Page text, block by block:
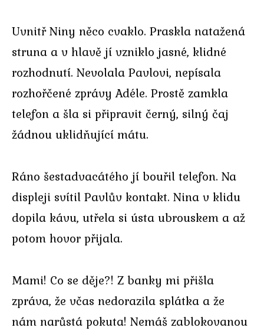
Uvnitř Niny něco cvaklo. Praskla natažená
struna a v hlavě jí vzniklo jasné, klidné
rozhodnutí. Nevolala Pavlovi, nepísala
rozhořčené zprávy Adéle. Prostě zamkla
telefon a šla si připravit černý, silný čaj
žádnou uklidňující mátu.
Ráno šestadvacátého jí bouřil telefon. Na
displeji svítil Pavlův kontakt. Nina v klidu
dopila kávu, utřela si ústa ubrouskem a až
potom hovor přijala.
Mami! Co se děje?! Z banky mi přišla
zpráva, že včas nedorazila splátka a že
nám narůstá pokuta! Nemáš zablokovanou